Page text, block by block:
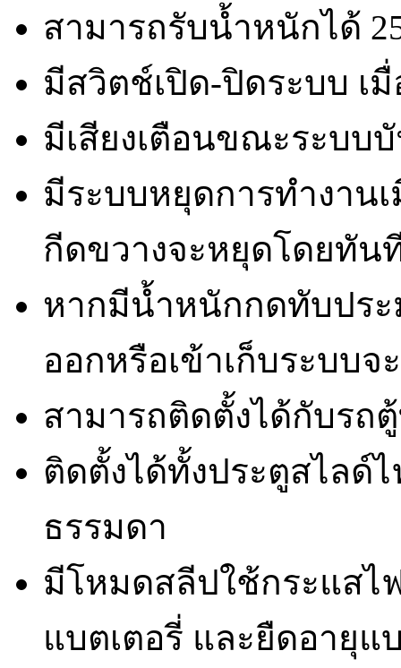
สามารถรับน้ำหนักได้
มีสวิตช์เปิด-ปิดระบบ เ
มีเสียงเตือนขณะระบบ
มีระบบหยุดการทำงาน
กีดขวางจะหยุดโดยทัน
หากมีน้ำหนักกดทับปร
ออกหรือเข้าเก็บระบบ
สามารถติดตั้งได้กับรถ
ติดตั้งได้ทั้งประตูสไลด์
ธรรมดา
มีโหมดสลีปใช้กระแสไ
แบตเตอรี่ และยืดอายุแ